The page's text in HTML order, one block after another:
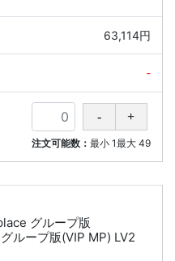
63,114円
-
注文可能数： 最小 1最大 49
グループ版
ループ版(VIP MP) LV2